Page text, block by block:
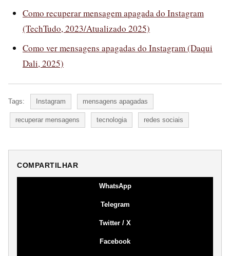
Como recuperar mensagem apagada do Instagram
(TechTudo, 2023/Atualizado 2025)
Como ver mensagens apagadas do Instagram (Daqui
Dali, 2025)
Tags: Instagram mensagens apagadas
recuperar mensagens tecnologia redes sociais
COMPARTILHAR
WhatsApp
Telegram
Twitter / X
Facebook